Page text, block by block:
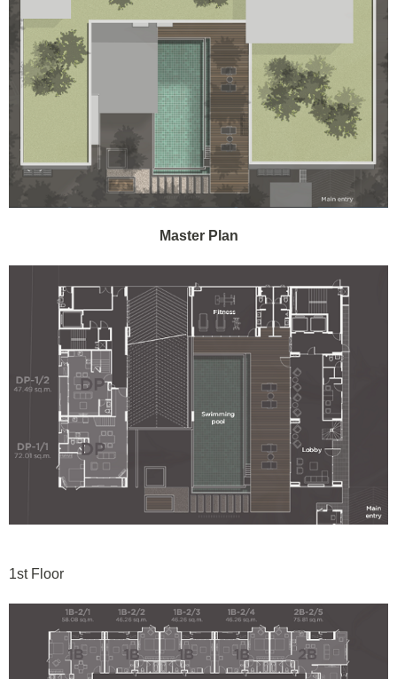
Master Plan
1st Floor